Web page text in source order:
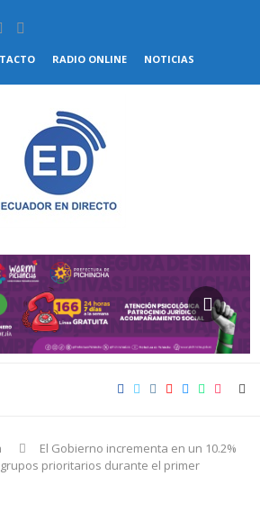
REELECCIÓN PARA LA ALCALDÍA...
RADIO ONLINE NOTICIAS
El Gobierno incrementa en un 10.2%
prioritarios durante el primer